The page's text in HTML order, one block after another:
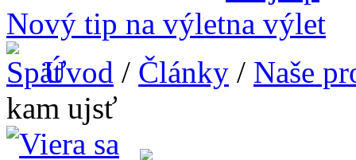
Nový tip na výlet
Úvod / Články / Naše
kam ujsť